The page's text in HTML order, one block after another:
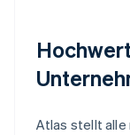
Atlas stellt